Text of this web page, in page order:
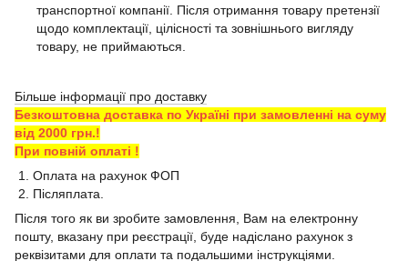
транспортної компанії. Після отримання товару претензії
щодо комплектації, цілісності та зовнішнього вигляду
товару, не приймаються.
Більше інформації про доставку
Безкоштовна доставка по Україні при замовленні на суму
від 2000 грн.!
При повній оплаті !
1. Оплата на рахунок ФОП
2. Післяплата.
Після того як ви зробите замовлення, Вам на електронну
пошту, вказану при реєстрації, буде надіслано рахунок з
реквізитами для оплати та подальшими інструкціями.